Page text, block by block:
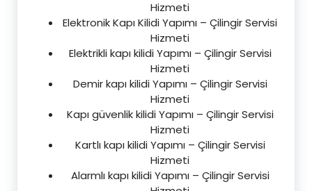
Hizmeti
Elektronik Kapı Kilidi Yapımı – Çilingir Servisi
Hizmeti
Elektrikli kapı kilidi Yapımı – Çilingir Servisi
Hizmeti
Demir kapı kilidi Yapımı – Çilingir Servisi
Hizmeti
Kapı güvenlik kilidi Yapımı – Çilingir Servisi
Hizmeti
Kartlı kapı kilidi Yapımı – Çilingir Servisi
Hizmeti
Alarmlı kapı kilidi Yapımı – Çilingir Servisi